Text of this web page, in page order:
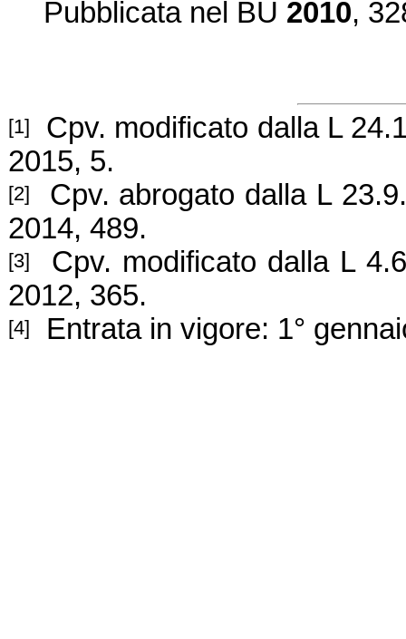
Pubblicata nel BU 2010,
[1]
Cpv. modificato dalla L
2015, 5.
[2]
Cpv. abrogato dalla L
2014, 489.
[3]
Cpv. modificato dalla L
2012, 365.
[4] Entrata in vigore: 1°